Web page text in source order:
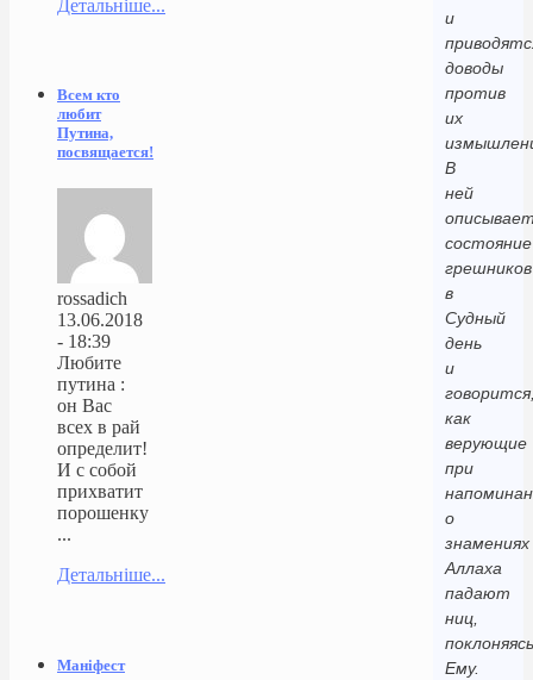
и
доводы
против
их
В
ней
состояние
грешников
в
Судный
день
и
как
верующие
при
о
знамениях
Аллаха
падают
ниц,
поклоняясь
Ему.
Детальніше...
Всем кто
любит
Путина,
посвящается!
rossadich
13.06.2018
- 18:39
Любите
путина :
он Вас
всех в рай
определит!
И с собой
прихватит
порошенку
...
Детальніше...
Маніфест